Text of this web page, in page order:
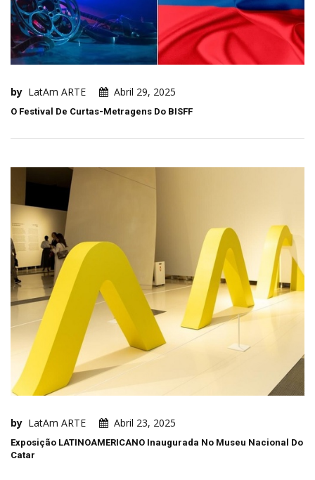
by LatAm ARTE Abril 29, 2025
O Festival De Curtas-Metragens Do BISFF
by LatAm ARTE Abril 23, 2025
Exposição LATINOAMERICANO Inaugurada No Museu Nacional Do
Catar